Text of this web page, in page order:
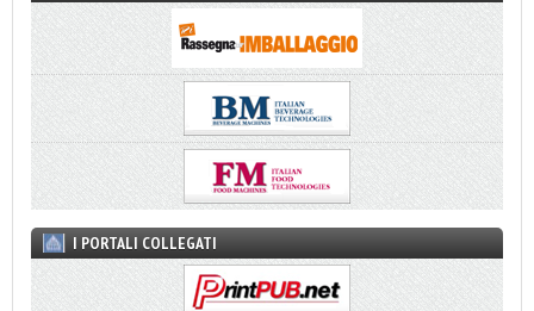
I PORTALI COLLEGATI